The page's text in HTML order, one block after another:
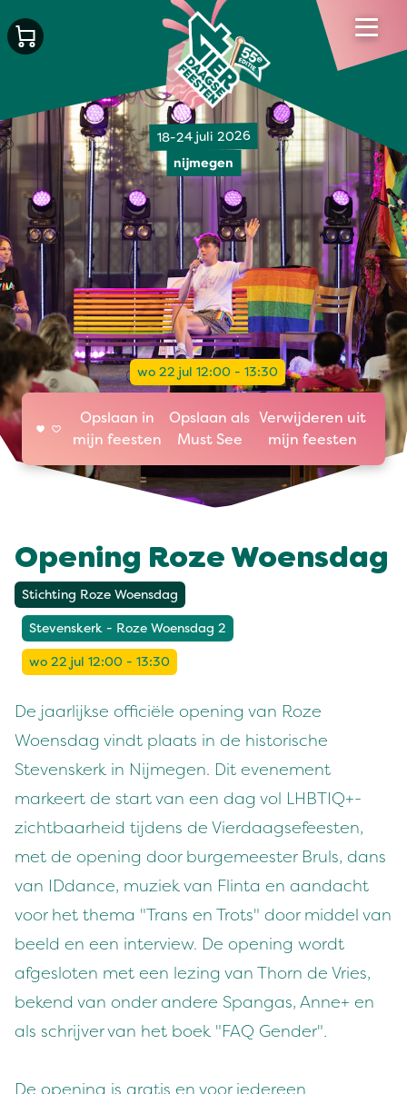
18-24 juli 2026
nijmegen
wo 22 jul 12:00 - 13:30
Opslaan in
mijn feesten
Opslaan als
Must See
Verwijderen uit
mijn feesten
Opening Roze Woensdag
Stichting Roze Woensdag
Stevenskerk - Roze Woensdag 2
wo 22 jul 12:00 - 13:30
De jaarlijkse officiële opening van Roze
Woensdag vindt plaats in de historische
Stevenskerk in Nijmegen. Dit evenement
markeert de start van een dag vol LHBTIQ+-
zichtbaarheid tijdens de Vierdaagsefeesten,
met de opening door burgemeester Bruls, dans
van IDdance, muziek van Flinta en aandacht
voor het thema "Trans en Trots" door middel van
beeld en een interview. De opening wordt
afgesloten met een lezing van Thorn de Vries,
bekend van onder andere Spangas, Anne+ en
als schrijver van het boek "FAQ Gender".
De opening is gratis en voor iedereen